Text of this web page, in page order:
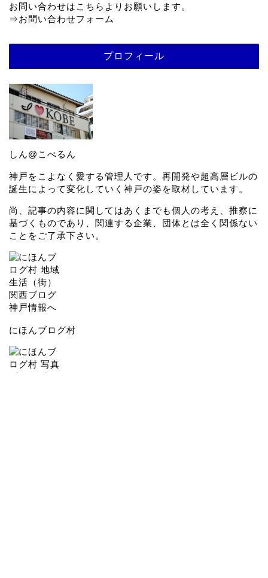
お問い合わせはこちらよりお願いします。
⇒お問い合わせフォーム
プロフィール
しん@こべるん
神戸をこよなく愛する管理人です。再開発や超高層ビルの
誕生によって変化していく神戸の姿を取材しています。
尚、記事の内容に関してはあくまでも個人の考え、推察に
基づくものであり、関連する企業、団体とは全く関係ない
ことをご了承下さい。
にほんブログ村